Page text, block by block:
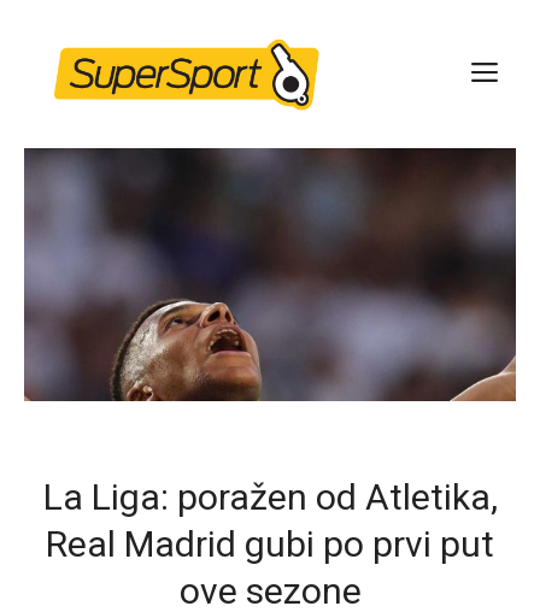
content
La Liga: poražen od Atletika,
Real Madrid gubi po prvi put
ove sezone